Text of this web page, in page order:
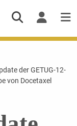
der GETUG-12-
von Docetaxel